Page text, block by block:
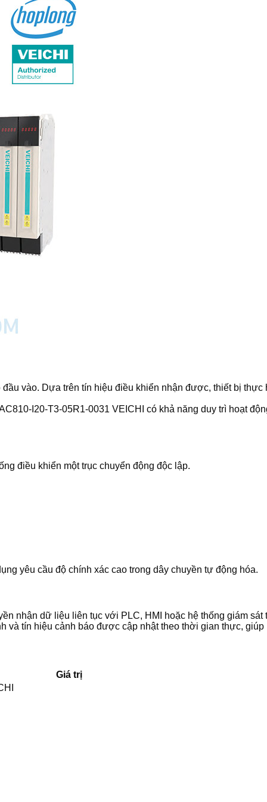
vào. Dựa trên tín hiệu điều khiển nhận được, thiết bị
I20-T3-05R1-0031 VEICHI có khả năng duy trì hoạt
điều khiển một trục chuyển động độc lập.
yêu cầu độ chính xác cao trong dây chuyền tự động hóa.
nhận dữ liệu liên tục với PLC, HMI hoặc hệ thống giám sát
và tín hiệu cảnh báo được cập nhật theo thời gian thực,
Giá trị